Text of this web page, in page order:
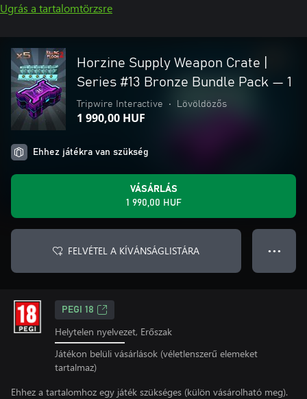
Ugrás a tartalomtörzsre
Horzine Supply Weapon Crate |
Series #13 Bronze Bundle Pack — 1
Tripwire Interactive • Lövöldözős
1 990,00 HUF
Ehhez játékra van szükség
VÁSÁRLÁS
1 990,00 HUF
FELVÉTEL A KÍVÁNSÁGLISTÁRA ● ● ●
PEGI 18
Helytelen nyelvezet, Erőszak
Játékon belüli vásárlások (véletlenszerű elemeket
tartalmaz)
Ehhez a tartalomhoz egy játék szükséges (külön vásárolható meg).